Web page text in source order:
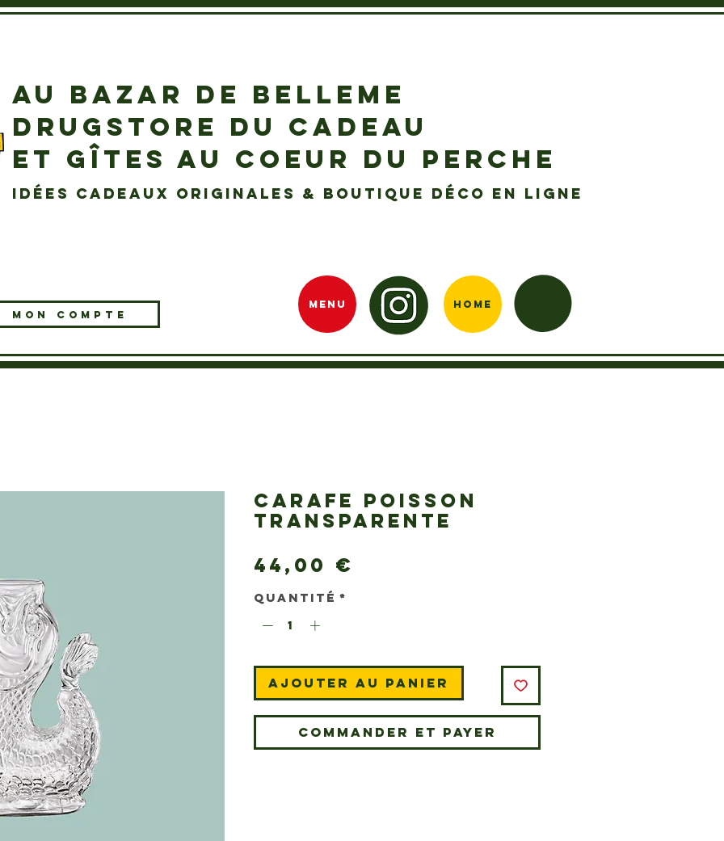
AU BAZAR DE BELLEME
DRUGSTORE DU CADEAU
ET GÎTES AU COEUR DU PERCHE
idées cadeaux originales & boutique déco en ligne
MON COMPTE
MENU Home
CARAFE POISSON
TRANSPARENTE
44,00 €
Quantité *
Ajouter au panier
Commander et payer